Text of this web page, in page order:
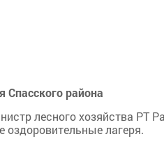
Спасского района
лесного хозяйства РТ
лагеря.